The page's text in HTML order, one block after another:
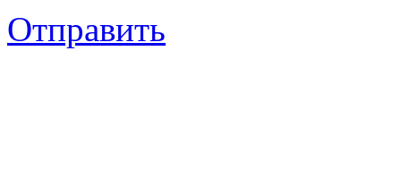
Отправить